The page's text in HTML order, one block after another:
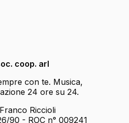
coop. arl
con te. Musica,
24 ore su 24.
Riccioli
90 - ROC n° 009241